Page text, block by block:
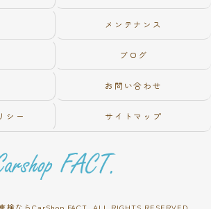
メンテナンス
ブログ
お問い合わせ
シー サイトマップ